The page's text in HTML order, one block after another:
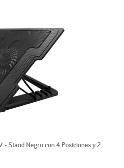
- Stand Negro con 4 Posiciones y 2